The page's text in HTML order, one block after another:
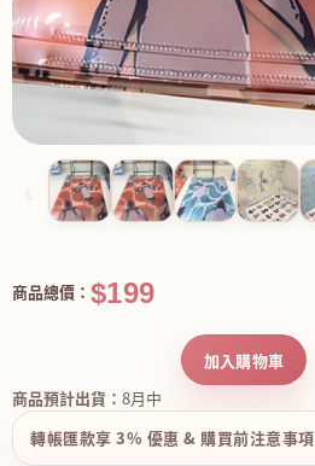
商品總價： $199
商品預計出貨： 8月中
加入購物車
轉帳匯款享 3% 優惠 & 購買前注意事項